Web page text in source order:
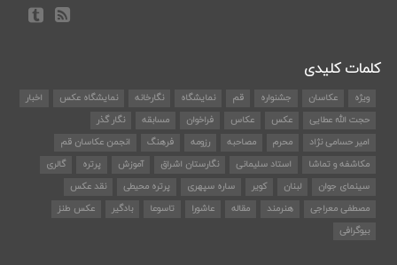
کلمات کلیدی
ویژه عکاسان جشنواره قم نمایشگاه نگارخانه نمایشگاه عکس
اخبار
حجت الله عطایی
عکس عکاس فراخوان مسابقه
نگار گذر
امیر حسامی نژاد
محرم مصاحبه رزومه فرهنگ
انجمن عکاسان قم
مکاشفه و تماشا
استاد سلیمانی نگارستان اشراق آموزش پرتره
گالری
سینمای جوان
لبنان کویر ساره سپهری پرتره محیطی
نقد عکس
مصطفی معراجی
هنرمند مقاله عاشورا تاسوعا بادگیر
عکس طنز
بیوگرافی